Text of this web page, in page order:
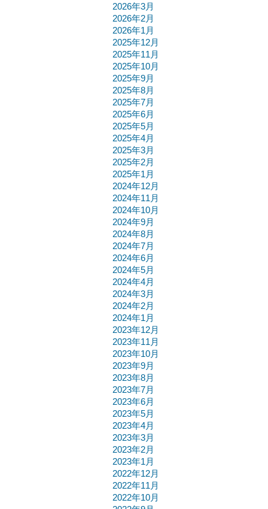
2026年3月
2026年2月
2026年1月
2025年12月
2025年11月
2025年10月
2025年9月
2025年8月
2025年7月
2025年6月
2025年5月
2025年4月
2025年3月
2025年2月
2025年1月
2024年12月
2024年11月
2024年10月
2024年9月
2024年8月
2024年7月
2024年6月
2024年5月
2024年4月
2024年3月
2024年2月
2024年1月
2023年12月
2023年11月
2023年10月
2023年9月
2023年8月
2023年7月
2023年6月
2023年5月
2023年4月
2023年3月
2023年2月
2023年1月
2022年12月
2022年11月
2022年10月